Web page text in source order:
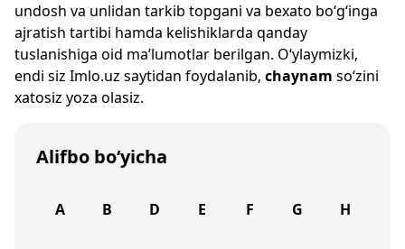
undosh va unlidan tarkib topgani va bexato bo‘g‘inga
ajratish tartibi hamda kelishiklarda qanday
tuslanishiga oid ma’lumotlar berilgan. O‘ylaymizki,
endi siz Imlo.uz saytidan foydalanib, chaynam so‘zini
xatosiz yoza olasiz.
Alifbo bo‘yicha
A B D E F G H